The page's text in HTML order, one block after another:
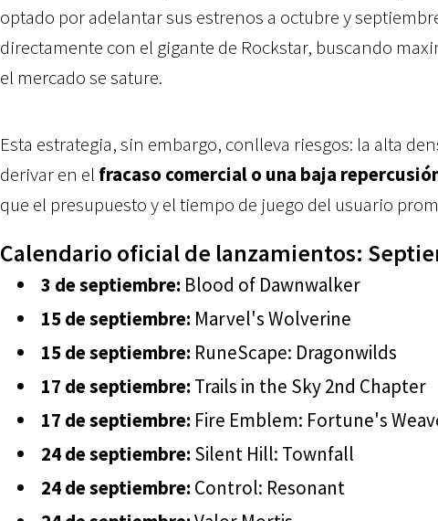
optado por adelantar sus estrenos a octubre y
directamente con el gigante de Rockstar, buscando
el mercado se sature.
Esta estrategia, sin embargo, conlleva riesgos: la alta
derivar en el fracaso comercial o una baja
que el presupuesto y el tiempo de juego del usuario
Calendario oficial de lanzamientos:
3 de septiembre: Blood of Dawnwalker
15 de septiembre: Marvel's Wolverine
15 de septiembre: RuneScape: Dragonwilds
17 de septiembre: Trails in the Sky 2nd Chapter
17 de septiembre: Fire Emblem: Fortune's
24 de septiembre: Silent Hill: Townfall
24 de septiembre: Control: Resonant